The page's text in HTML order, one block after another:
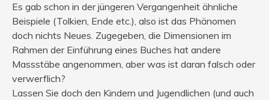
Es gab schon in der jüngeren Vergangenheit ähnliche
Beispiele (Tolkien, Ende etc.), also ist das Phänomen
doch nichts Neues. Zugegeben, die Dimensionen im
Rahmen der Einführung eines Buches hat andere
Massstäbe angenommen, aber was ist daran falsch oder
verwerflich?
Lassen Sie doch den Kindern und Jugendlichen (und auch